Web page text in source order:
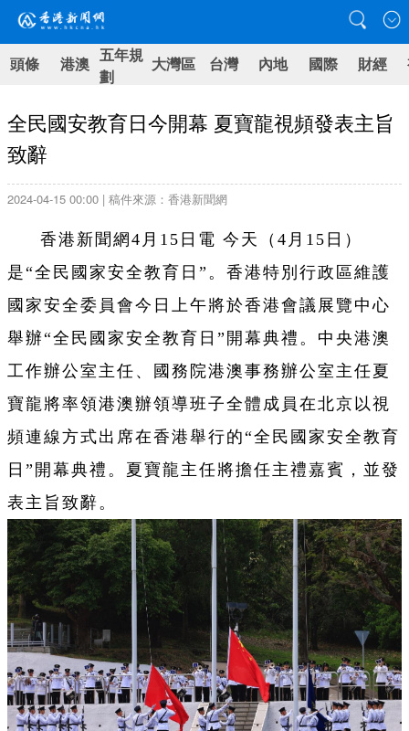
頭條 港澳 五年規
劃
大灣區 台灣 內地 國際 財經
全民國安教育日今開幕 夏寶龍視頻發表主旨
致辭
2024-04-15 00:00 | 稿件來源：香港新聞網
香港新聞網4月15日電 今天（4月15日）
是“全民國家安全教育日”。香港特別行政區維護
國家安全委員會今日上午將於香港會議展覽中心
舉辦“全民國家安全教育日”開幕典禮。中央港澳
工作辦公室主任、國務院港澳事務辦公室主任夏
寶龍將率領港澳辦領導班子全體成員在北京以視
頻連線方式出席在香港舉行的“全民國家安全教育
日”開幕典禮。夏寶龍主任將擔任主禮嘉賓，並發
表主旨致辭。